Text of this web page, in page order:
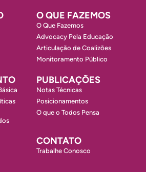
O QUE FAZEMOS
O Que Fazemos
Advocacy Pela Educação
Articulação de Coalizões
Monitoramento Público
PUBLICAÇÕES
Notas Técnicas
Posicionamentos
O que o Todos Pensa
CONTATO
Trabalhe Conosco